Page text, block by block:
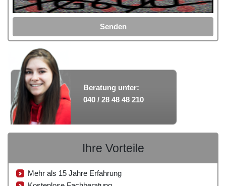
Senden
Beratung unter:
040 / 28 48 48 210
Ihre Vorteile
Mehr als 15 Jahre Erfahrung